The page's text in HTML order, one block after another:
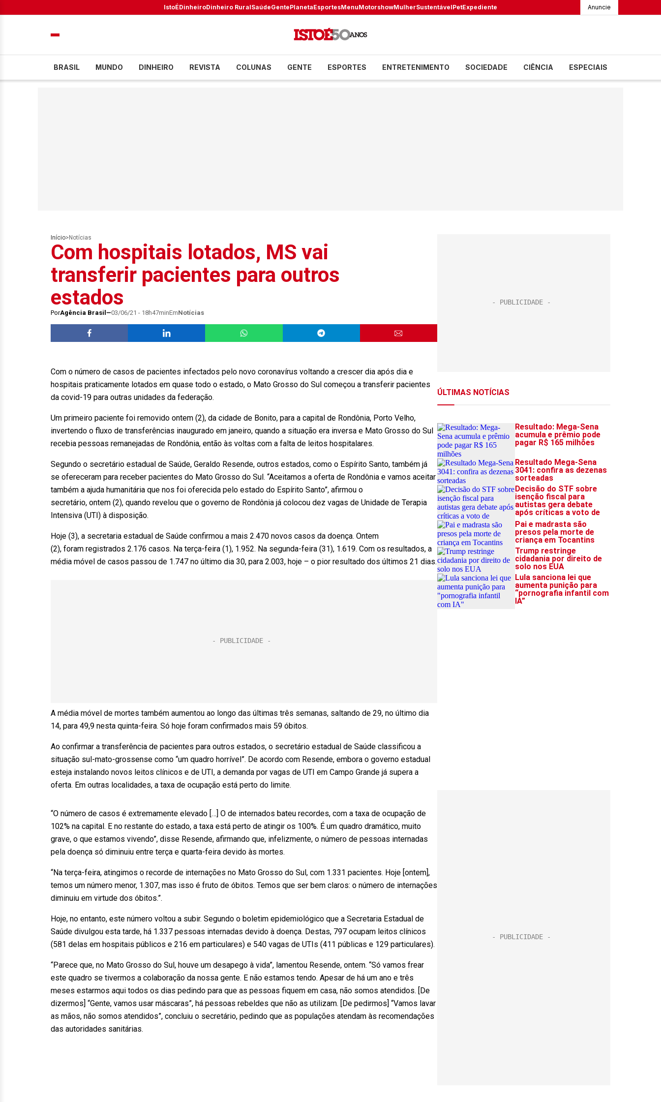
IstoÉDinheiroDinheiro RuralSaúdeGentePlanetaEsportesMenuMotorshowMulherSustentávelPetExpediente Anuncie
BRASIL MUNDO DINHEIRO REVISTA COLUNAS GENTE ESPORTES ENTRETENIMENTO SOCIEDADE CIÊNCIA ESPECIAIS
Início> Notícias
Com hospitais lotados, MS vai
transferir pacientes para outros
estados
PorAgência Brasil 03/06/21 - 18h47minEmNotícias
Com o número de casos de pacientes infectados pelo novo coronavírus voltando a crescer dia após dia e
hospitais praticamente lotados em quase todo o estado, o Mato Grosso do Sul começou a transferir pacientes
da covid-19 para outras unidades da federação.
Um primeiro paciente foi removido ontem (2), da cidade de Bonito, para a capital de Rondônia, Porto Velho,
invertendo o fluxo de transferências inaugurado em janeiro, quando a situação era inversa e Mato Grosso do Sul
recebia pessoas remanejadas de Rondônia, então às voltas com a falta de leitos hospitalares.
Segundo o secretário estadual de Saúde, Geraldo Resende, outros estados, como o Espírito Santo, também já
se ofereceram para receber pacientes do Mato Grosso do Sul. “Aceitamos a oferta de Rondônia e vamos aceitar
também a ajuda humanitária que nos foi oferecida pelo estado do Espírito Santo”, afirmou o
secretário, ontem (2), quando revelou que o governo de Rondônia já colocou dez vagas de Unidade de Terapia
Intensiva (UTI) à disposição.
Hoje (3), a secretaria estadual de Saúde confirmou a mais 2.470 novos casos da doença. Ontem
(2), foram registrados 2.176 casos. Na terça-feira (1), 1.952. Na segunda-feira (31), 1.619. Com os resultados, a
média móvel de casos passou de 1.747 no último dia 30, para 2.003, hoje – o pior resultado dos últimos 21 dias.
A média móvel de mortes também aumentou ao longo das últimas três semanas, saltando de 29, no último dia
14, para 49,9 nesta quinta-feira. Só hoje foram confirmados mais 59 óbitos.
Ao confirmar a transferência de pacientes para outros estados, o secretário estadual de Saúde classificou a
situação sul-mato-grossense como “um quadro horrível”. De acordo com Resende, embora o governo estadual
esteja instalando novos leitos clínicos e de UTI, a demanda por vagas de UTI em Campo Grande já supera a
oferta. Em outras localidades, a taxa de ocupação está perto do limite.
“O número de casos é extremamente elevado […] O de internados bateu recordes, com a taxa de ocupação de
102% na capital. E no restante do estado, a taxa está perto de atingir os 100%. É um quadro dramático, muito
grave, o que estamos vivendo”, disse Resende, afirmando que, infelizmente, o número de pessoas internadas
pela doença só diminuiu entre terça e quarta-feira devido às mortes.
“Na terça-feira, atingimos o recorde de internações no Mato Grosso do Sul, com 1.331 pacientes. Hoje [ontem],
temos um número menor, 1.307, mas isso é fruto de óbitos. Temos que ser bem claros: o número de internações
diminuiu em virtude dos óbitos.”.
Hoje, no entanto, este número voltou a subir. Segundo o boletim epidemiológico que a Secretaria Estadual de
Saúde divulgou esta tarde, há 1.337 pessoas internadas devido à doença. Destas, 797 ocupam leitos clínicos
(581 delas em hospitais públicos e 216 em particulares) e 540 vagas de UTIs (411 públicas e 129 particulares).
“Parece que, no Mato Grosso do Sul, houve um desapego à vida”, lamentou Resende, ontem. “Só vamos frear
este quadro se tivermos a colaboração da nossa gente. E não estamos tendo. Apesar de há um ano e três
meses estarmos aqui todos os dias pedindo para que as pessoas fiquem em casa, não somos atendidos. [De
dizermos] “Gente, vamos usar máscaras”, há pessoas rebeldes que não as utilizam. [De pedirmos] “Vamos lavar
as mãos, não somos atendidos”, concluiu o secretário, pedindo que as populações atendam às recomendações
das autoridades sanitárias.